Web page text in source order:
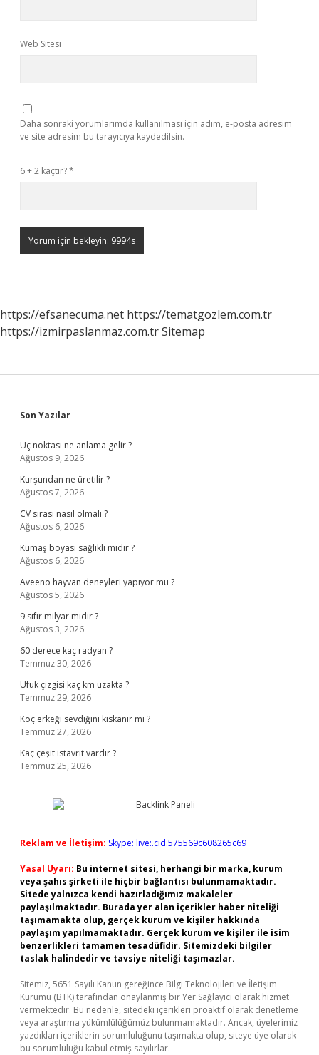
Web Sitesi
Daha sonraki yorumlarımda kullanılması için adım, e-posta adresim
ve site adresim bu tarayıcıya kaydedilsin.
6 + 2 kaçtır?*
https://efsanecuma.net https://tematgozlem.com.tr
https://izmirpaslanmaz.com.trSitemap
Sidebar
Son Yazılar
Uç noktası ne anlama gelir ?
Ağustos 9, 2026
Kurşundan ne üretilir ?
Ağustos 7, 2026
CV sırası nasıl olmalı ?
Ağustos 6, 2026
Kumaş boyası sağlıklı mıdır ?
Ağustos 6, 2026
Aveeno hayvan deneyleri yapıyor mu ?
Ağustos 5, 2026
9 sıfır milyar mıdır ?
Ağustos 3, 2026
60 derece kaç radyan ?
Temmuz 30, 2026
Ufuk çizgisi kaç km uzakta ?
Temmuz 29, 2026
Koç erkeği sevdiğini kıskanır mı ?
Temmuz 27, 2026
Kaç çeşit istavrit vardır ?
Temmuz 25, 2026
Reklam ve İletişim: Skype: live:.cid.575569c608265c69
Yasal Uyarı: Bu internet sitesi, herhangi bir marka, kurum
veya şahıs şirketi ile hiçbir bağlantısı bulunmamaktadır.
Sitede yalnızca kendi hazırladığımız makaleler
paylaşılmaktadır. Burada yer alan içerikler haber niteliği
taşımamakta olup, gerçek kurum ve kişiler hakkında
paylaşım yapılmamaktadır. Gerçek kurum ve kişiler ile isim
benzerlikleri tamamen tesadüfidir. Sitemizdeki bilgiler
taslak halindedir ve tavsiye niteliği taşımazlar.
Sitemiz, 5651 Sayılı Kanun gereğince Bilgi Teknolojileri ve İletişim
Kurumu (BTK) tarafından onaylanmış bir Yer Sağlayıcı olarak hizmet
vermektedir. Bu nedenle, sitedeki içerikleri proaktif olarak denetleme
veya araştırma yükümlülüğümüz bulunmamaktadır. Ancak, üyelerimiz
yazdıkları içeriklerin sorumluluğunu taşımakta olup, siteye üye olarak
bu sorumluluğu kabul etmiş sayılırlar.